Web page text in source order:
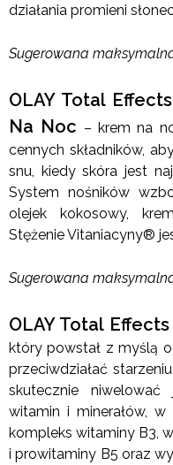
działania promieni
Sugerowana
OLAY Total
Na Noc – krem na
cennych składników,
snu, kiedy skóra jest
System nośników
olejek kokosowy,
Stężenie Vitaniacyny®
Sugerowana
OLAY Total
który powstał z myślą
przeciwdziałać
skutecznie
witamin i minerałów,
kompleks witaminy B3,
i prowitaminy B5 oraz